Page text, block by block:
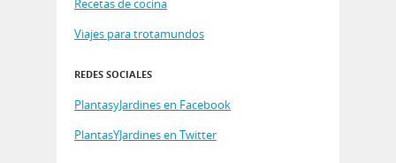
Recetas de cocina
Viajes para trotamundos
REDES SOCIALES
PlantasyJardines en Facebook
PlantasYJardines en Twitter